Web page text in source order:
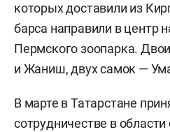
которых доставили из
барса направили в центр
Пермского зоопарка.
и Жаниш, двух самок —
В марте в Татарстане
сотрудничестве в